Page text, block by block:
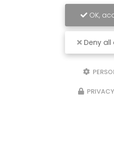
OK,
Deny all